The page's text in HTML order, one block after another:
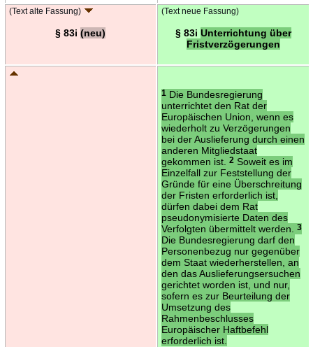
(Text alte Fassung)
§ 83i (neu)
(Text neue Fassung)
§ 83i Unterrichtung über
Fristverzögerungen
1Die Bundesregierung
unterrichtet den Rat der
Europäischen Union, wenn es
wiederholt zu Verzögerungen
bei der Auslieferung durch einen
anderen Mitgliedstaat
gekommen ist.
2Soweit es im
Einzelfall zur Feststellung der
Gründe für eine Überschreitung
der Fristen erforderlich ist,
dürfen dabei dem Rat
pseudonymisierte Daten des
Verfolgten übermittelt werden.
3
Die Bundesregierung darf den
Personenbezug nur gegenüber
dem Staat wiederherstellen, an
den das Auslieferungsersuchen
gerichtet worden ist, und nur,
sofern es zur Beurteilung der
Umsetzung des
Rahmenbeschlusses
Europäischer Haftbefehl
erforderlich ist.